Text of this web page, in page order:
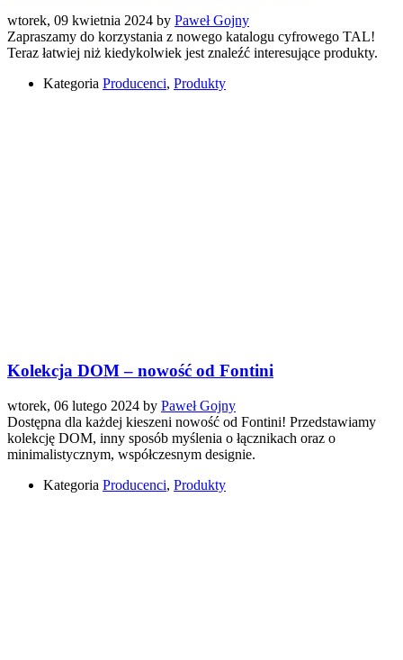
wtorek, 09 kwietnia 2024 by Paweł Gojny
Zapraszamy do korzystania z nowego katalogu cyfrowego TAL!
Teraz łatwiej niż kiedykolwiek jest znaleźć interesujące produkty.
Kategoria Producenci, Produkty
Kolekcja DOM – nowość od Fontini
wtorek, 06 lutego 2024 by Paweł Gojny
Dostępna dla każdej kieszeni nowość od Fontini! Przedstawiamy
kolekcję DOM, inny sposób myślenia o łącznikach oraz o
minimalistycznym, współczesnym designie.
Kategoria Producenci, Produkty